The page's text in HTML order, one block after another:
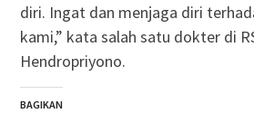
diri. Ingat dan menjaga diri
kami,” kata salah satu dokter di
Hendropriyono.
BAGIKAN